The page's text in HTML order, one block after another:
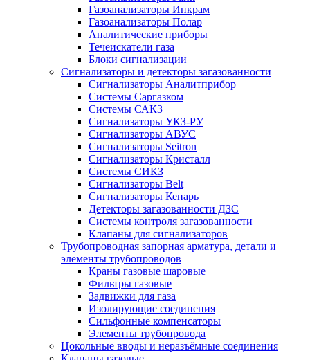
Газоанализаторы Инкрам
Газоанализаторы Полар
Аналитические приборы
Течеискатели газа
Блоки сигнализации
Сигнализаторы и детекторы загазованности
Сигнализаторы Аналитприбор
Системы Саргазком
Системы САКЗ
Сигнализаторы УКЗ-РУ
Сигнализаторы АВУС
Сигнализаторы Seitron
Сигнализаторы Кристалл
Системы СИКЗ
Сигнализаторы Belt
Сигнализаторы Кенарь
Детекторы загазованности ДЗС
Системы контроля загазованности
Клапаны для сигнализаторов
Трубопроводная запорная арматура, детали и
элементы трубопроводов
Краны газовые шаровые
Фильтры газовые
Задвижки для газа
Изолирующие соединения
Сильфонные компенсаторы
Элементы трубопровода
Цокольные вводы и неразъёмные соединения